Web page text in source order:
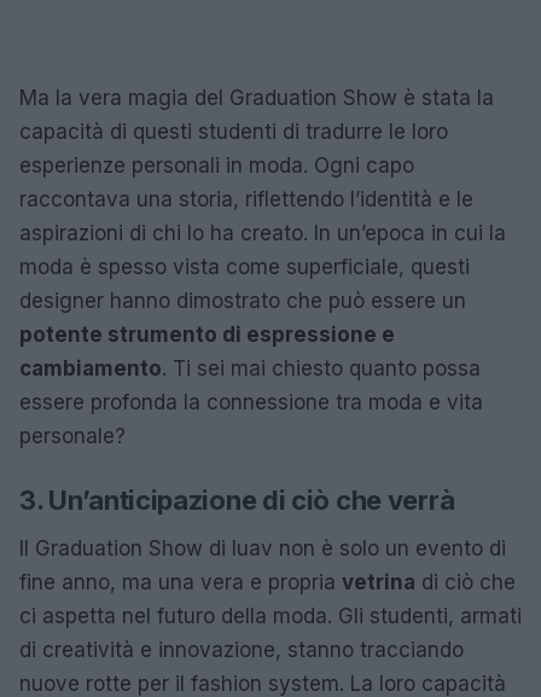
Ma la vera magia del Graduation Show è stata la
capacità di questi studenti di tradurre le loro
esperienze personali in moda. Ogni capo
raccontava una storia, riflettendo l’identità e le
aspirazioni di chi lo ha creato. In un’epoca in cui la
moda è spesso vista come superficiale, questi
designer hanno dimostrato che può essere un
potente strumento di espressione e
cambiamento. Ti sei mai chiesto quanto possa
essere profonda la connessione tra moda e vita
personale?
3. Un’anticipazione di ciò che verrà
Il Graduation Show di Iuav non è solo un evento di
fine anno, ma una vera e propria vetrina di ciò che
ci aspetta nel futuro della moda. Gli studenti, armati
di creatività e innovazione, stanno tracciando
nuove rotte per il fashion system. La loro capacità